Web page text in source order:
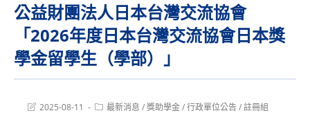
公益財團法人日本台灣交流協會
「2026年度日本台灣交流協會日本獎
學金留學生（學部）」
Post2025-08-11
Post最新消息 /獎助學金/行政單位公告/註冊組